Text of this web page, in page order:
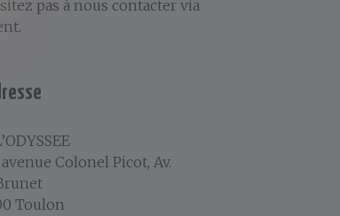
pas à nous contacter via
avenue Colonel Picot, Av.
Toulon